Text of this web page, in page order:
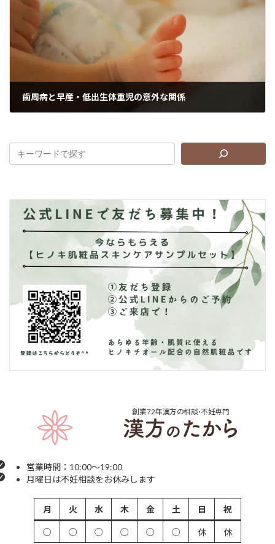
歯周病と早産・低出生体重児の意外な関係
創業72年漢方の相談･不妊専門
営業時間：10:00～19:00
月曜日は不妊相談をお休みします
月 火 水 木 金 土 日 祝
○ ○ ○ ○ ○ ○ 休 休